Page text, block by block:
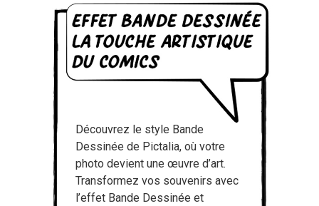
Découvrez le style Bande
Dessinée de Pictalia, où votre
photo devient une œuvre d’art.
Transformez vos souvenirs avec
l’effet Bande Dessinée et